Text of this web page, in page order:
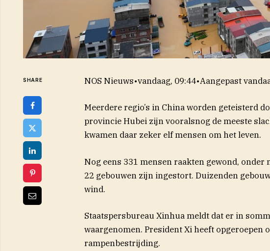
SHARE NOS Nieuws•vandaag, 09:44•Aangepast
Meerdere regio’s in China worden geteisterd
provincie Hubei zijn vooralsnog de meeste
kwamen daar zeker elf mensen om het leven.
Nog eens 331 mensen raakten gewond,
22 gebouwen zijn ingestort. Duizenden
wind.
Staatspersbureau Xinhua meldt dat er in
waargenomen. President Xi heeft opgeroepen
rampenbestrijding.